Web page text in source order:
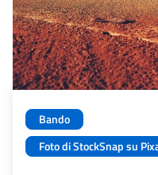
Bando
Foto di StockSnap su